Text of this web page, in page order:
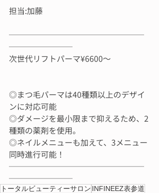
担当:加藤
─────────────────
────────
次世代リフトパーマ¥6600～
◎まつ毛パーマは40種類以上のデザイ
ンに対応可能
◎ダメージを最小限まで抑えるため、2
種類の薬剤を使用。
◎ネイルメニューも加えて、3メニュー
同時進行可能！
─────────────────
────────
トータルビューティーサロン INFINEEZ表参道